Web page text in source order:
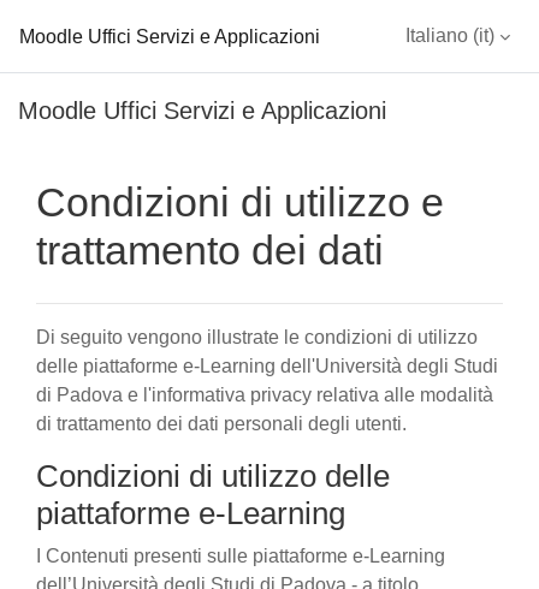
Moodle Uffici Servizi e Applicazioni Italiano ‎(it)‎
Moodle Uffici Servizi e Applicazioni
Condizioni di utilizzo e
trattamento dei dati
Di seguito vengono illustrate le condizioni di utilizzo
delle piattaforme e-Learning dell'Università degli Studi
di Padova e l'informativa privacy relativa alle modalità
di trattamento dei dati personali degli utenti.
Condizioni di utilizzo delle
piattaforme e-Learning
I Contenuti presenti sulle piattaforme e-Learning
dell’Università degli Studi di Padova - a titolo